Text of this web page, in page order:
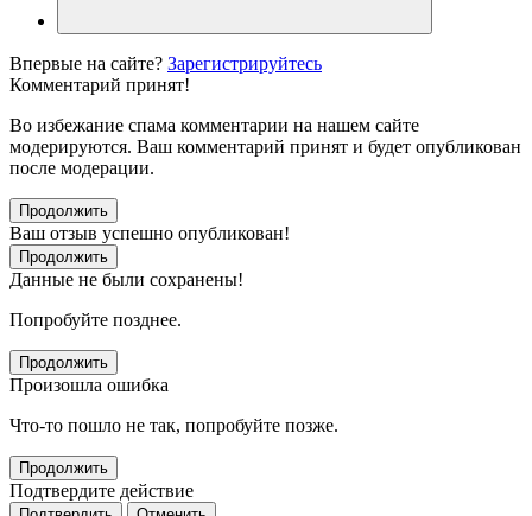
Впервые на сайте? Зарегистрируйтесь
Комментарий принят!
Во избежание спама комментарии на нашем сайте
модерируются. Ваш комментарий принят и будет опубликован
после модерации.
Продолжить
Ваш отзыв успешно опубликован!
Продолжить
Данные не были сохранены!
Попробуйте позднее.
Продолжить
Произошла ошибка
Что-то пошло не так, попробуйте позже.
Продолжить
Подтвердите действие